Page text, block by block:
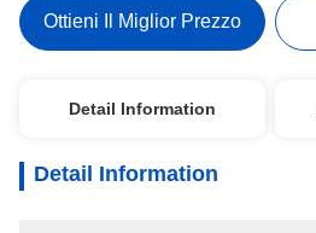
Ottieni Il Miglior Prezzo
Detail Information
Detail Information